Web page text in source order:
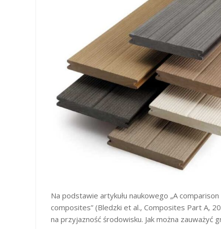
Na podstawie artykułu naukowego „A
composites” (Bledzki et al., Composites Part A,
na przyjazność środowisku. Jak można zauważyć